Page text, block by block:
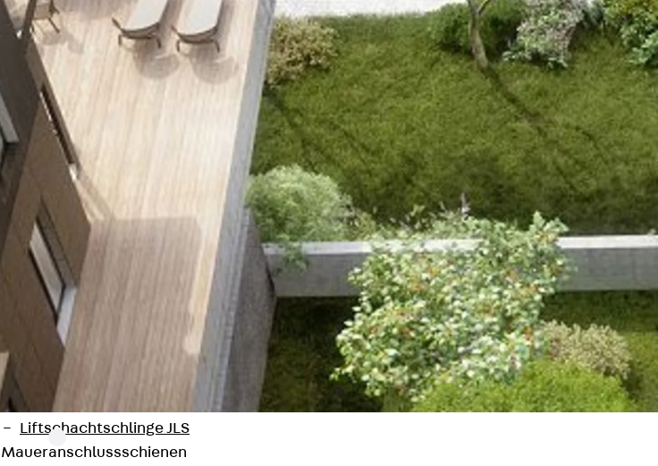
Hakenkopfschraube JB
Sollbruchschraube JB-SB
Hakenkopfschraube JC
Hammerkopfschraube JD
Hammerkopfschraube JG
Hammerkopfschraube JH
Sollbruchschraube JH-SB
Doppelkerbzahnschraube JKB
Doppelkerbzahnschraube JKC
Zahnschraube JXB
Zahnschraube JXD
Zahnschraube JXE
Zahnschraube JXH
Zahnschraube JZS
Anschlagbefestigungen
Zurück
Anschlagbefestigungen
Liftschachtanker JLF
Liftschachtschlinge JLS
Maueranschlussschienen